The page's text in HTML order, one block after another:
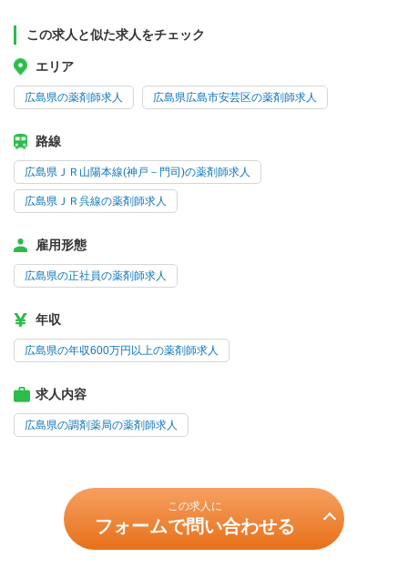
この求人と似た求人をチェック
エリア
広島県の薬剤師求人 広島県広島市安芸区の薬剤師求人
路線
広島県ＪＲ山陽本線(神戸－門司)の薬剤師求人
広島県ＪＲ呉線の薬剤師求人
雇用形態
広島県の正社員の薬剤師求人
年収
広島県の年収600万円以上の薬剤師求人
求人内容
広島県の調剤薬局の薬剤師求人
この求人に
フォームで問い合わせる